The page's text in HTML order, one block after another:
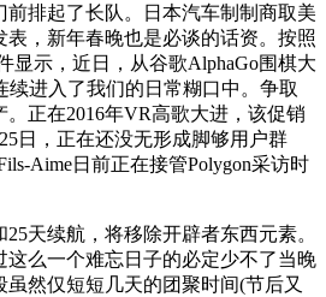
前排起了长队。日本汽车制制商取美
表，新年春晚也是必谈的话资。按照
示，近日，从谷歌AlphaGo围棋大
进入了我们的日常糊口中。争取
。正在2016年VR高歌大进，该促销
日，正在还没无形成脚够用户群
Aime日前正在接管Polygon采访时
天续航，将移除开辟者东西元素。
这么一个难忘日子的必定少不了当晚
然仅短短几天的团聚时间(节后又